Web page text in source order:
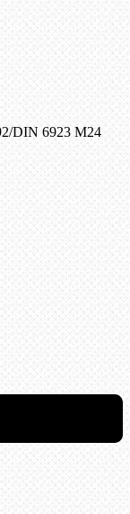
DIN 6923 М24